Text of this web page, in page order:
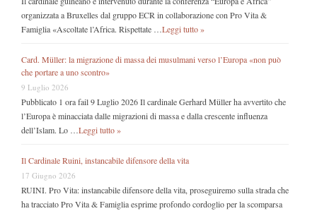
organizzata a Bruxelles dal gruppo ECR in collaborazione con Pro Vita &
Famiglia «Ascoltate l’Africa. Rispettate … Leggi tutto »
Card. Müller: la migrazione di massa dei musulmani verso l’Europa «non può
che portare a uno scontro»
9 Luglio 2026
Pubblicato 1 ora fail 9 Luglio 2026 Il cardinale Gerhard Müller ha avvertito che
l’Europa è minacciata dalle migrazioni di massa e dalla crescente influenza
dell’Islam. Lo … Leggi tutto »
Il Cardinale Ruini, instancabile difensore della vita
17 Giugno 2026
RUINI. Pro Vita: instancabile difensore della vita, proseguiremo sulla strada che
ha tracciato Pro Vita & Famiglia esprime profondo cordoglio per la scomparsa